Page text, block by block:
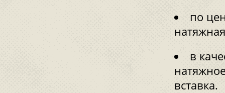
по
в
вставка.